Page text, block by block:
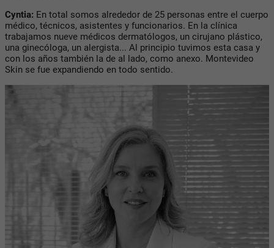
Cyntia: En total somos alrededor de 25 personas entre el cuerpo
médico, técnicos, asistentes y funcionarios. En la clínica
trabajamos nueve médicos dermatólogos, un cirujano plástico,
una ginecóloga, un alergista... Al principio tuvimos esta casa y
con los años también la de al lado, como anexo. Montevideo
Skin se fue expandiendo en todo sentido.